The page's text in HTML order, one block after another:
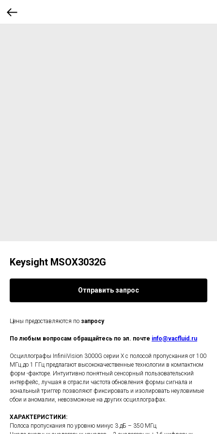
Keysight MSOX3032G
Отправить запрос
Цены предоставляются по запросу
По любым вопросам обращайтесь по эл. почте info@vacfluid.ru
Осциллографы InfiniiVision 3000G серии X с полосой пропускания от 100
МГц до 1 ГГц предлагают высококачественные технологии в компактном
форм -факторе. Интуитивно понятный сенсорный пользовательский
интерфейс, лучшая в отрасли частота обновления формы сигнала и
зональный триггер позволяют фиксировать и изолировать неуловимые
сбои и аномалии, невозможные на других осциллографах.
ХАРАКТЕРИСТИКИ:
Полоса пропускания по уровню минус 3 дБ – 350 МГц